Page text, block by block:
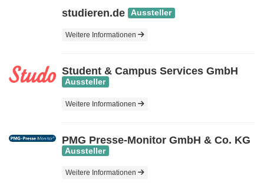
studieren.de Aussteller
Weitere Informationen
Student & Campus Services GmbH
Aussteller
Weitere Informationen
PMG Presse-Monitor GmbH & Co. KG
Aussteller
Weitere Informationen